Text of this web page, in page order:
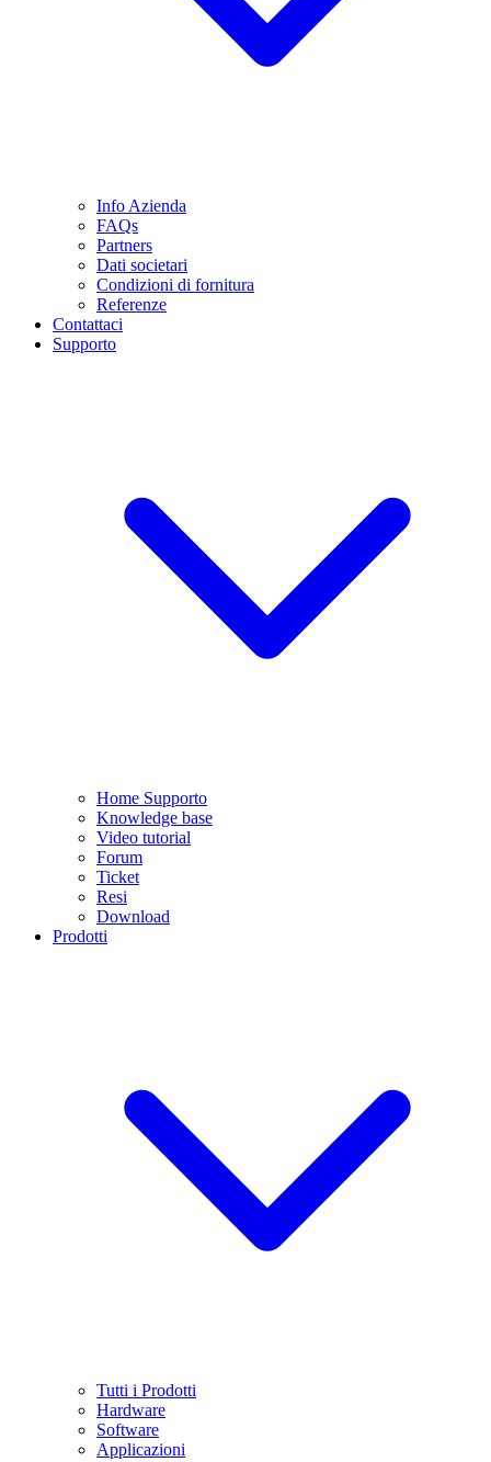
Info Azienda
FAQs
Partners
Dati societari
Condizioni di fornitura
Referenze
Contattaci
Supporto
Home Supporto
Knowledge base
Video tutorial
Forum
Ticket
Resi
Download
Prodotti
Tutti i Prodotti
Hardware
Software
Applicazioni